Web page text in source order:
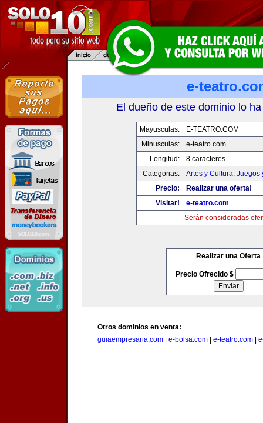
e-
El dueño de este dominio lo
Mayusculas:
E-TEATRO.COM
Minusculas:
e-teatro.com
Longitud:
8 caracteres
Categorias:
Artes y Cultura, Juegos
Precio:
Realizar una oferta!
Visitar!
e-teatro.com
Serán consideradas
Realizar una Oferta
Precio Ofrecido $
Otros dominios en venta:
guiaempresaria.com
e-bolsa.com e-teatro.com